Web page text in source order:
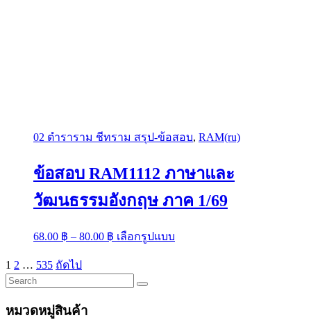
02 ตำราราม ชีทราม สรุป-ข้อสอบ, RAM(ru)
ข้อสอบ RAM1112 ภาษาและ
วัฒนธรรมอังกฤษ ภาค 1/69
68.00 ฿ – 80.00 ฿ Price
range:
through
80.00 ฿
เลือกรูปแบบ
product
Posts
pagination
1 2 … 535 ถัดไป
หมวดหมู่สินค้า